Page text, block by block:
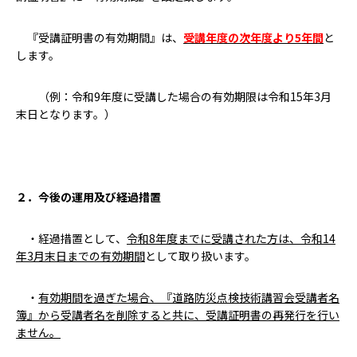
『受講証明書の有効期間』は、 受講年度の次年度より5年間と
します。
（例：令和9年度に受講した場合の有効期限は令和15年3月
末日となります。）
２．今後の運用及び経過措置
・ 経過措置として、 令和8年度までに受講された方は、令和14
年3月末日までの有効期間として取り扱います。
・ 有効期間を過ぎた場合、『道路防災点検技術講習会受講者名
簿』から受講者名を削除すると共に、受講証明書の再発行を行い
ません。